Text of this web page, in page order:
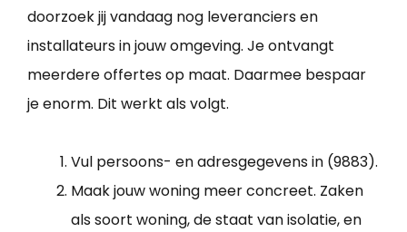
doorzoek jij vandaag nog leveranciers en
installateurs in jouw omgeving. Je ontvangt
meerdere offertes op maat. Daarmee bespaar
je enorm. Dit werkt als volgt.
Vul persoons- en adresgegevens in (9883).
Maak jouw woning meer concreet. Zaken
als soort woning, de staat van isolatie, en